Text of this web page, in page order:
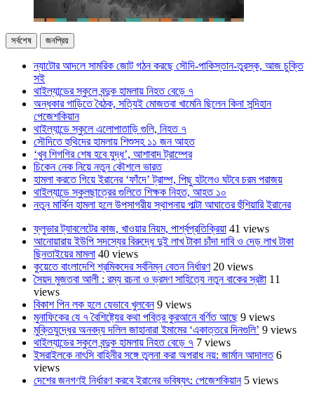
সর্বশেষ জনপ্রিয়
ন্যাটোর আদলে সামরিক জোট গঠন করছে সৌদি-পাকিস্তান-তুরস্ক, আজ চুক্তি
সই
থাইল্যান্ডের স্কুলে বন্দুক হামলায় নিহত বেড়ে ৭
অন্ধকার গাড়িতে বৈঠক, সত্যিই মোজতবা খামেনি ছিলেন কিনা সন্দিহান
পেজেশকিয়ান
থাইল্যান্ডে স্কুলে এলোপাতাড়ি গুলি, নিহত ৭
সৌদিতে হুথিদের হামলায় শিশুসহ ১১ জন আহত
‘খুব শিগগির শেষ হবে যুদ্ধ’, আশাবাদ ট্রাম্পের
চিকেন নেক নিয়ে নতুন কৌশলে ভারত
হামলা করতে গিয়ে ইরানের ‘ফাঁদে’ ট্রাম্প, পিছু হটলেও ঘটবে চরম পরাজয়
থাইল্যান্ডে স্কুলছাত্রের গুলিতে শিক্ষক নিহত, আহত ১০
নতুন মার্কিন হামলা হলে উপসাগরীয় স্থাপনায় পাল্টা আঘাতের হুঁশিয়ারি ইরানের
ফ্লুভার ট্যাবলেটের কাজ, খাওয়ার নিয়ম, পার্শ্বপ্রতিক্রিয়া 41 views
আনোয়ারায় ইউপি সদস্যের বিরুদ্ধে দুই লাখ টাকা চাঁদা দাবি ও দেড় লাখ টাকা
ছিনতাইয়ের মামলা 40 views
কুয়েতে বাংলাদেশি শ্রমিকদের সর্বনিম্ন বেতন নির্ধারণ 20 views
সৈয়দ মুজতবা আলী : রম্য রচনা ও ভ্রমণ সাহিত্যে নতুন বাকের স্রষ্টা 11
views
বিকাশ পিন লক হলে যেভাবে খুলবেন 9 views
মুনাফিকের যে ৭ বৈশিষ্ট্যের কথা পবিত্র কুরআনে বর্ণিত আছে 9 views
মুক্তিযুদ্ধের অনবদ্য দলিল জাহানারা ইমামের ‘একাত্তরে দিনগুলি’ 9 views
থাইল্যান্ডের স্কুলে বন্দুক হামলায় নিহত বেড়ে ৭ 7 views
ইসরাইলকে নাৎসি বাহিনীর সঙ্গে তুলনা করা অপরাধ নয়: জার্মান আদালত 6
views
দেশের জনগণই নির্ধারণ করবে ইরানের ভবিষ্যৎ: পেজেশকিয়ান 5 views